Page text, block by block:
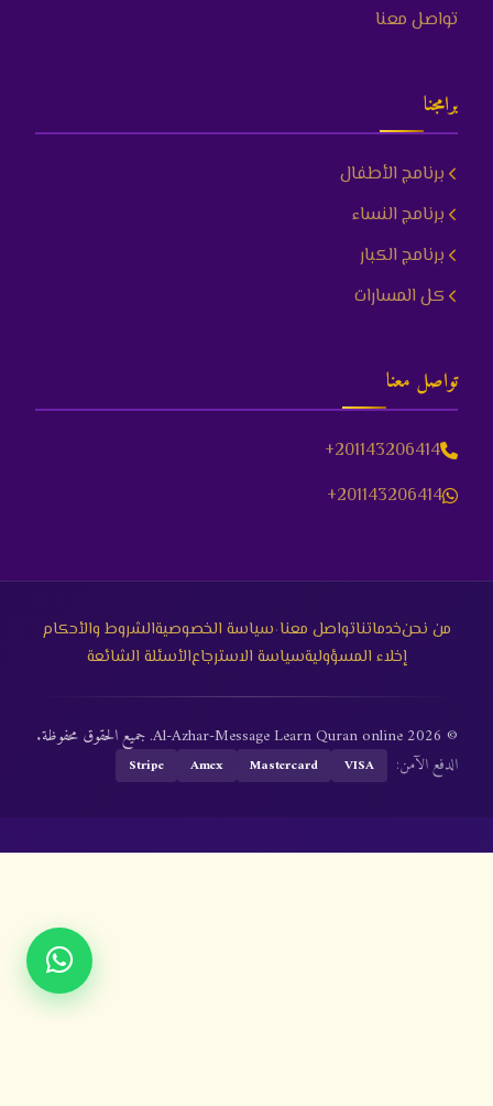
تواصل معنا
برامجنا
برنامج الأطفال
برنامج النساء
برنامج الكبار
كل المسارات
تواصل معنا
+201143206414
+201143206414
من نحنخدماتناتواصل معنا·سياسة الخصوصيةالشروط والأحكام
إخلاء المسؤوليةسياسة الاسترجاعالأسئلة الشائعة
© 2026 Al-Azhar-Message Learn Quran online. جميع الحقوق محفوظة.
الدفع الآمن: VISA
Mastercard
Amex
Stripe